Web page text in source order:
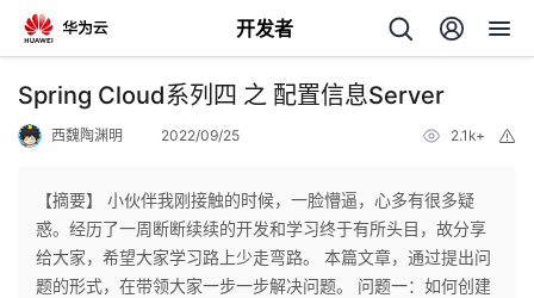
开发者
返
个
Spring Cloud系列四 之 配置信息Server
西魏陶渊明 2022/09/25 2.1k+
【摘要】 小伙伴我刚接触的时候，一脸懵逼，心多有很多疑
惑。经历了一周断断续续的开发和学习终于有所头目，故分享
给大家，希望大家学习路上少走弯路。 本篇文章，通过提出问
题的形式，在带领大家一步一步解决问题。 问题一：如何创建